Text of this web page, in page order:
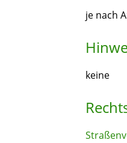
je nach
keine